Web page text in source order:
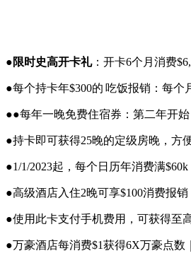
●限时史高开卡礼：开卡6个月消费
●每个持卡年$300的 吃饭报销：每个
●●每年一晚免费住宿券：第二年开
●持卡即可获得25晚的定级房晚，方
●1/1/2023起，每个日历年消费满
●高级酒店入住2晚可享$100消费报销
●使用此卡支付手机费用，可获得至
●万豪酒店每消费$1获得6X万豪点数